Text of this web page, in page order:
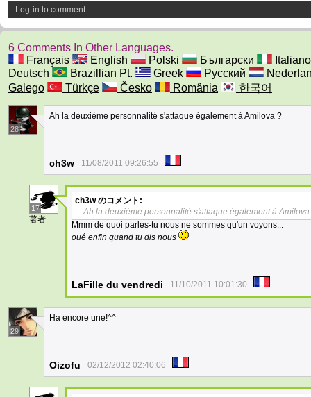
Log-in to comment
6 Comments In Other Languages.
Français
English Polski Български
Italiano
Deutsch
Brazillian Pt. Greek Русский
Galego
Türkçe Česko România 한국어
28
Ah la deuxième personnalité s'attaque également à Amilova ?
ch3w 11/08/2011 09:26:55
17
著者
ch3wのコメント:
Ah la deuxième personnalité s'attaque également à Amilova
Mmm de quoi parles-tu nous ne sommes qu'un voyons...
oué enfin quand tu dis nous
LaFille du vendredi 11/10/2011 10:01:30
29
Ha encore une!^^
Oizofu 02/12/2012 02:40:06